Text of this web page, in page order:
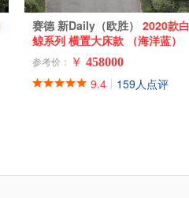
赛德 新Daily（欧胜） 2020款白
鲸系列 横置大床款 （海洋蓝）
参考价： ￥ 458000
9.4 159人点评